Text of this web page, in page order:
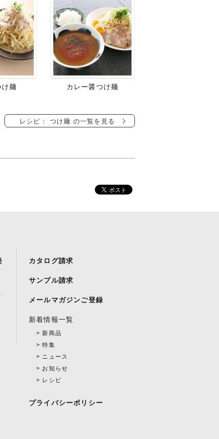
け麺 カレー醤つけ麺
レシピ： つけ麺 の一覧を見る
カタログ請求
サンプル請求
メールマガジンご登録
新着情報一覧
新商品
特集
ニュース
お知らせ
レシピ
プライバシーポリシー